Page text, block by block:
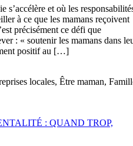
s’accélère et où les
à ce que les mamans reçoivent
précisément ce défi que
: « soutenir les mamans dans
positif au […]
locales, Être maman,
: QUAND TROP,